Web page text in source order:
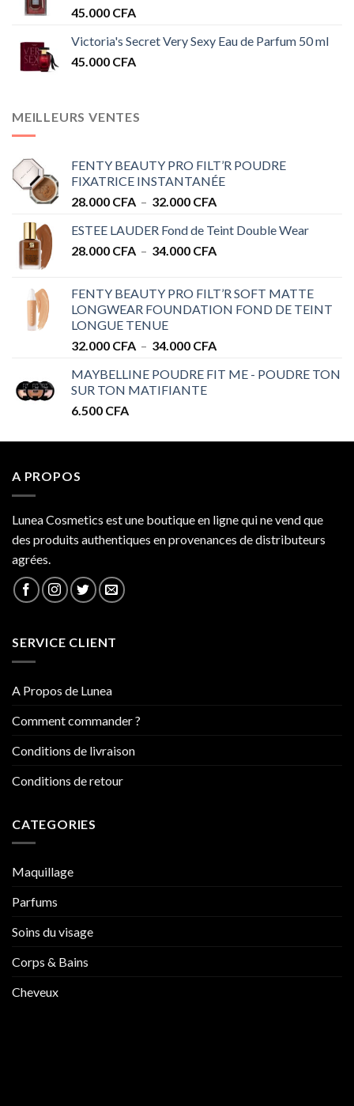
45.000 CFA
Victoria's Secret Very Sexy Eau de Parfum 50 ml
45.000 CFA
MEILLEURS VENTES
FENTY BEAUTY PRO FILT’R POUDRE
FIXATRICE INSTANTANÉE
28.000 CFA – 32.000 CFAPlage
prix :
28.000 CFA
ESTEE LAUDER Fond de Teint Double Wear
28.000 CFA – 34.000 CFAPlage
28.000 CFA
à
FENTY BEAUTY PRO FILT’R SOFT MATTE
LONGWEAR FOUNDATION FOND DE TEINT
LONGUE TENUE
32.000 CFA – 34.000 CFAPlage
prix :
MAYBELLINE POUDRE FIT ME - POUDRE TON
SUR TON MATIFIANTE
6.500 CFA
A PROPOS
Lunea Cosmetics est une boutique en ligne qui ne vend que
des produits authentiques en provenances de distributeurs
agrées.
SERVICE CLIENT
A Propos de Lunea
Comment commander ?
Conditions de livraison
Conditions de retour
CATEGORIES
Maquillage
Parfums
Soins du visage
Corps & Bains
Cheveux